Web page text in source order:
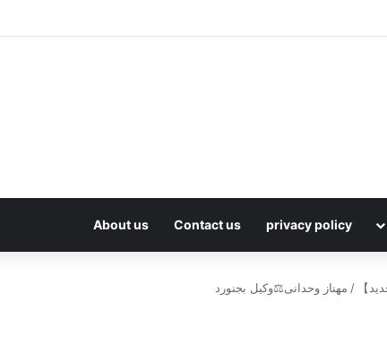
privacy policy
Contact us
About us
/ مهناز وحدانی⚖️وکیل بجنورد